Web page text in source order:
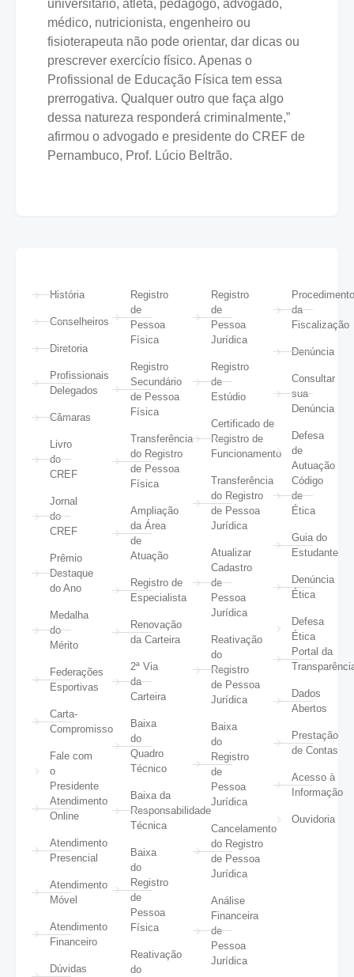
universitário, atleta, pedagogo, advogado,
médico, nutricionista, engenheiro ou
fisioterapeuta não pode orientar, dar dicas ou
prescrever exercício físico. Apenas o
Profissional de Educação Física tem essa
prerrogativa. Qualquer outro que faça algo
dessa natureza responderá criminalmente,”
afirmou o advogado e presidente do CREF de
Pernambuco, Prof. Lúcio Beltrão.
História
Conselheiros
Diretoria
Profissionais
Delegados
Câmaras
Livro
do
CREF
Jornal
do
CREF
Prêmio
Destaque
do Ano
Medalha
do
Mérito
Federações
Esportivas
Carta-
Compromisso
Fale com
o
Presidente
Atendimento
Online
Atendimento
Presencial
Atendimento
Móvel
Atendimento
Financeiro
Dúvidas
Registro
de
Pessoa
Física
Registro
Secundário
de Pessoa
Física
Transferência
do Registro
de Pessoa
Física
Ampliação
da Área
de
Atuação
Registro de
Especialista
Renovação
da Carteira
2ª Via
da
Carteira
Baixa
do
Quadro
Técnico
Baixa da
Responsabilidade
Técnica
Baixa
do
Registro
de
Pessoa
Física
Reativação
do
Registro
de
Pessoa
Jurídica
Registro
de
Estúdio
Certificado de
Registro de
Funcionamento
Transferência
do Registro
de Pessoa
Jurídica
Atualizar
Cadastro
de
Pessoa
Jurídica
Reativação
do
Registro
de Pessoa
Jurídica
Baixa
do
Registro
de
Pessoa
Jurídica
Cancelamento
do Registro
de Pessoa
Jurídica
Análise
Financeira
de
Pessoa
Jurídica
da
Fiscalização
Denúncia
Consultar
sua
Denúncia
Defesa
de
Autuação
Código
de
Ética
Guia do
Estudante
Denúncia
Ética
Defesa
Ética
Portal da
Dados
Abertos
Prestação
de Contas
Acesso à
Informação
Ouvidoria